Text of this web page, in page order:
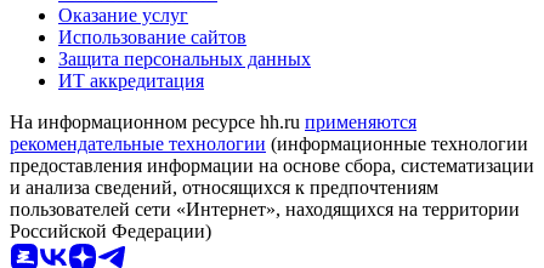
Оказание услуг
Использование сайтов
Защита персональных данных
ИТ аккредитация
На информационном ресурсе hh.ru применяются
рекомендательные технологии (информационные технологии
предоставления информации на основе сбора, систематизации
и анализа сведений, относящихся к предпочтениям
пользователей сети «Интернет», находящихся на территории
Российской Федерации)